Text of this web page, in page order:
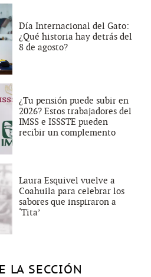
Día Internacional del Gato:
¿Qué historia hay detrás del
8 de agosto?
¿Tu pensión puede subir en
2026? Estos trabajadores del
IMSS e ISSSTE pueden
recibir un complemento
Laura Esquivel vuelve a
Coahuila para celebrar los
sabores que inspiraron a
‘Tita’
LA SECCIÓN